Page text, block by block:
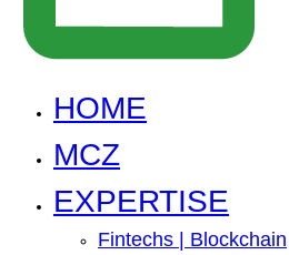
HOME
MCZ
EXPERTISE
Fintechs | Blockchain